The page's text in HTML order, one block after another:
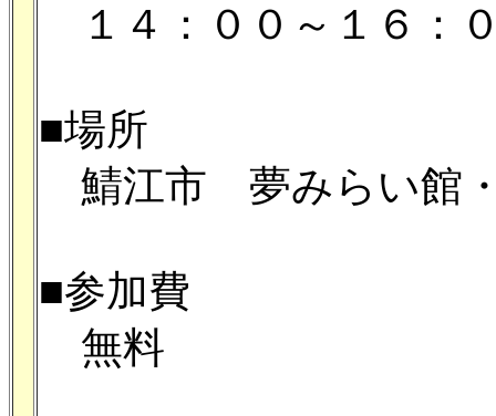
１４：００～１６：
■場所
鯖江市 夢みらい館
■参加費
無料